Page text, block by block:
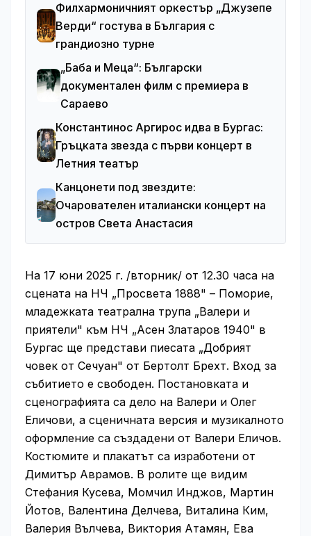
Филхармоничният оркестър „Джузепе
Верди“ гостува в България с
грандиозно турне
„Баба и Меца“: Български
документален филм с премиера в
Сараево
Константинос Аргирос идва в Бургас:
Гръцката звезда с първи концерт в
Летния театър
Канцонети под звездите:
Очарователен италиански концерт на
остров Света Анастасия
На 17 юни 2025 г. /вторник/ от 12.30 часа на
сцената на НЧ „Просвета 1888" – Поморие,
младежката театрална трупа „Валери и
приятели" към НЧ „Асен Златаров 1940" в
Бургас ще представи пиесата „Добрият
човек от Сечуан" от Бертолт Брехт. Вход за
събитието е свободен. Постановката и
сценографията са дело на Валери и Олег
Еличови, а сценичната версия и музикалното
оформление са създадени от Валери Еличов.
Костюмите и плакатът са изработени от
Димитър Аврамов. В ролите ще видим
Стефания Кусева, Момчил Инджов, Мартин
Йотов, Валентина Делчева, Виталина Ким,
Валерия Вълчева, Виктория Атамян, Ева